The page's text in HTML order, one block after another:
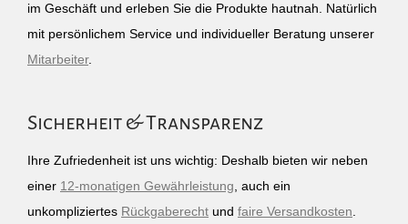
im Geschäft und erleben Sie die Produkte hautnah. Natürlich
mit persönlichem Service und individueller Beratung unserer
Mitarbeiter.
Sicherheit & Transparenz
Ihre Zufriedenheit ist uns wichtig: Deshalb bieten wir neben
einer 12-monatigen Gewährleistung , auch ein
unkompliziertes Rückgaberecht und faire Versandkosten